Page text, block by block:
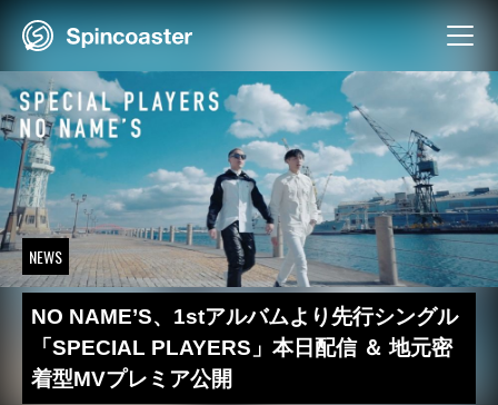
Skip
NEWS
NO NAME’S、1stアルバムより先行シングル
「SPECIAL PLAYERS」本日配信 ＆ 地元密
着型MVプレミア公開